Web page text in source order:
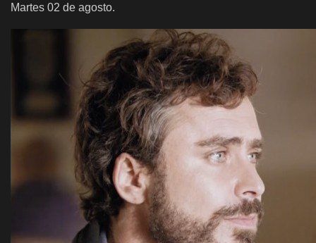
Martes 02 de agosto.